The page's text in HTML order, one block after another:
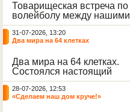
Товарищеская встреча по
волейболу между нашими
воспитанниками и
сельскими ребятами.
31-07-2026, 13:20
Два мира на 64 клетках
Два мира на 64 клетках.
Состоялся настоящий
интеллектуальный
праздник — турнир по
шахматам и шашкам.
28-07-2026, 12:53
«Сделаем наш дом круче!»